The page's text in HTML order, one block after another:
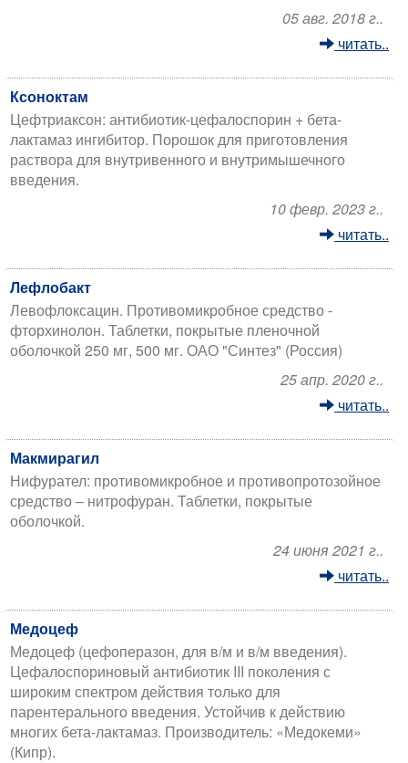
05 авг. 2018 г..
читать..
Ксоноктам
Цефтриаксон: антибиотик-цефалоспорин + бета-
лактамаз ингибитор. Порошок для приготовления
раствора для внутривенного и внутримышечного
введения.
10 февр. 2023 г..
читать..
Лефлобакт
Левофлоксацин. Противомикробное средство -
фторхинолон. Таблетки, покрытые пленочной
оболочкой 250 мг, 500 мг. ОАО "Синтез" (Россия)
25 апр. 2020 г..
читать..
Макмирагил
Нифурател: противомикробное и противопротозойное
средство – нитрофуран. Таблетки, покрытые
оболочкой.
24 июня 2021 г..
читать..
Медоцеф
Медоцеф (цефоперазон, для в/м и в/м введения).
Цефалоспориновый антибиотик III поколения с
широким спектром действия только для
парентерального введения. Устойчив к действию
многих бета-лактамаз. Производитель: «Медокеми»
(Кипр).